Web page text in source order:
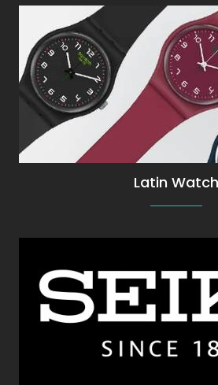
Swatch con garantía de
Latin Watch
Servicio Técnico de